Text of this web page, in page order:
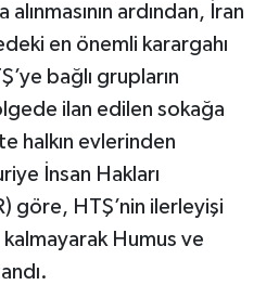
alınmasının ardından, İran
en önemli karargahı
bağlı grupların
ilan edilen sokağa
halkın evlerinden
İnsan Hakları
göre, HTŞ’nin ilerleyişi
kalmayarak Humus ve